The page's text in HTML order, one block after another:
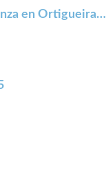
en Ortigueira…